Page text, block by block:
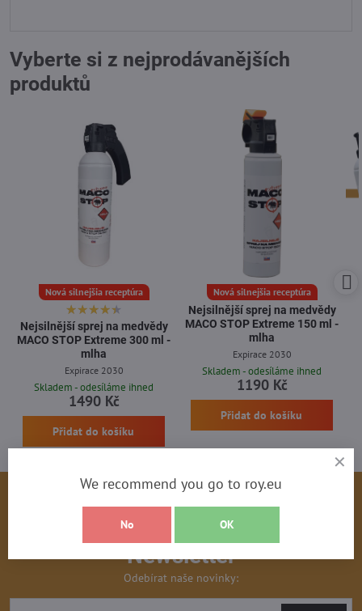
Vyberte si z nejprodávanějších
produktů
Nová silnejšia receptúra
Nejsilnější sprej na medvědy
MACO STOP Extreme 300 ml -
mlha
Expirace 2030
Skladem - odesíláme ihned
1490 Kč
Přidat do košíku
Nová silnejšia receptúra
Nejsilnější sprej na medvědy
MACO STOP Extreme 150 ml -
mlha
Expirace 2030
Skladem - odesíláme ihned
1190 Kč
Přidat do košíku
Newsletter
Odebírat naše novinky:
We recommend you go to roy.eu
No OK